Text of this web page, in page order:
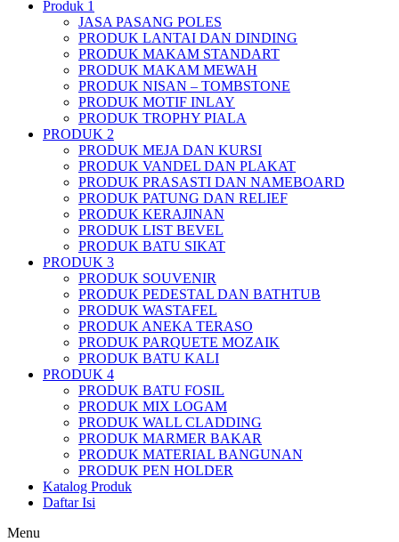
Produk 1
JASA PASANG POLES
PRODUK LANTAI DAN DINDING
PRODUK MAKAM STANDART
PRODUK MAKAM MEWAH
PRODUK NISAN – TOMBSTONE
PRODUK MOTIF INLAY
PRODUK TROPHY PIALA
PRODUK 2
PRODUK MEJA DAN KURSI
PRODUK VANDEL DAN PLAKAT
PRODUK PRASASTI DAN NAMEBOARD
PRODUK PATUNG DAN RELIEF
PRODUK KERAJINAN
PRODUK LIST BEVEL
PRODUK BATU SIKAT
PRODUK 3
PRODUK SOUVENIR
PRODUK PEDESTAL DAN BATHTUB
PRODUK WASTAFEL
PRODUK ANEKA TERASO
PRODUK PARQUETE MOZAIK
PRODUK BATU KALI
PRODUK 4
PRODUK BATU FOSIL
PRODUK MIX LOGAM
PRODUK WALL CLADDING
PRODUK MARMER BAKAR
PRODUK MATERIAL BANGUNAN
PRODUK PEN HOLDER
Katalog Produk
Daftar Isi
Menu